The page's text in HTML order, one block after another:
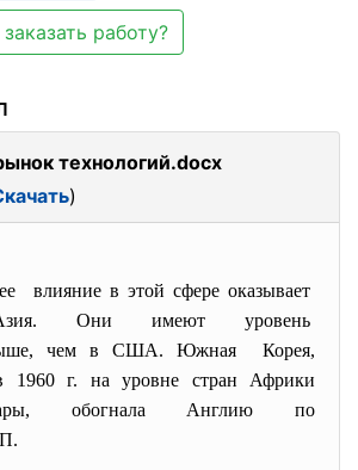
работу?
технологий.docx
)
влияние в этой сфере оказывает
Они имеют уровень
выше, чем в США. Южная Корея,
1960 г. на уровне стран Африки
обогнала Англию по